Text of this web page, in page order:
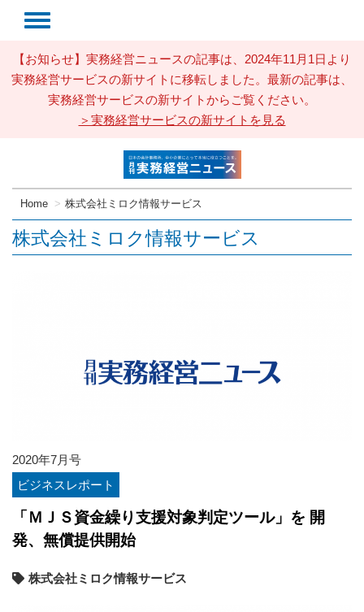
【お知らせ】実務経営ニュースの記事は、2024年11月1日より
実務経営サービスの新サイトに移転しました。最新の記事は、
実務経営サービスの新サイトからご覧ください。
＞実務経営サービスの新サイトを見る
Home 株式会社ミロク情報サービス
株式会社ミロク情報サービス
2020年7月号
ビジネスレポート
「ＭＪＳ資金繰り支援対象判定ツール」を 開
発、無償提供開始
株式会社ミロク情報サービス